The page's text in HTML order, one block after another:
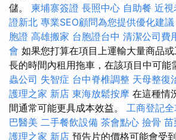
儲。 柬埔寨簽證 長照中心 自助餐 近視
證新北 專業SEO顧問為您提供優化建議
胞證 高雄搬家 台胞證台中 清潔公司費
會 如果您打算在項目上運輸大量商品
長的時間內租用拖車，在該項目中可能
蟲公司 失智症 台中脊椎調整 天母整復
護理之家 新店 東海放鬆按摩 在這種情
間通常可能更具成本效益。 工商登記
巴醫美 二手餐飲設備 茶會點心 撿骨 苗
護理之家 新店 預告片的價格可能會受